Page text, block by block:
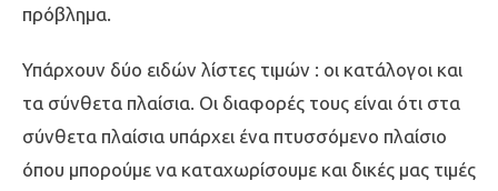
πρόβλημα.
Υπάρχουν δύο ειδών λίστες τιμών : οι κατάλογοι και
τα σύνθετα πλαίσια. Οι διαφορές τους είναι ότι στα
σύνθετα πλαίσια υπάρχει ένα πτυσσόμενο πλαίσιο
όπου μπορούμε να καταχωρίσουμε και δικές μας τιμές